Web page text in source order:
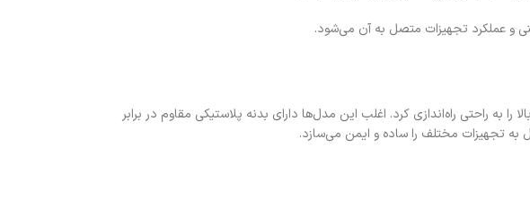
و عملکرد تجهیزات متصل به آن می‌شود.
نسبتا بالا را به راحتی راه‌اندازی کرد. اغلب این مدل‌ها دارای بدنه پلاستیکی مقاوم در برابر